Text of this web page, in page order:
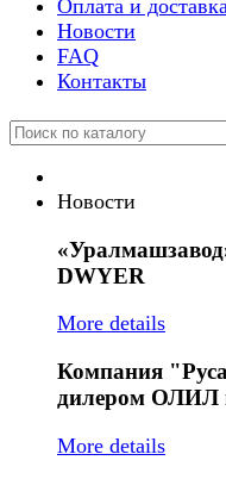
Оплата и
Новости
FAQ
Контакты
Новости
DWYER
More details
Компания
дилером ОЛИЛ
More details